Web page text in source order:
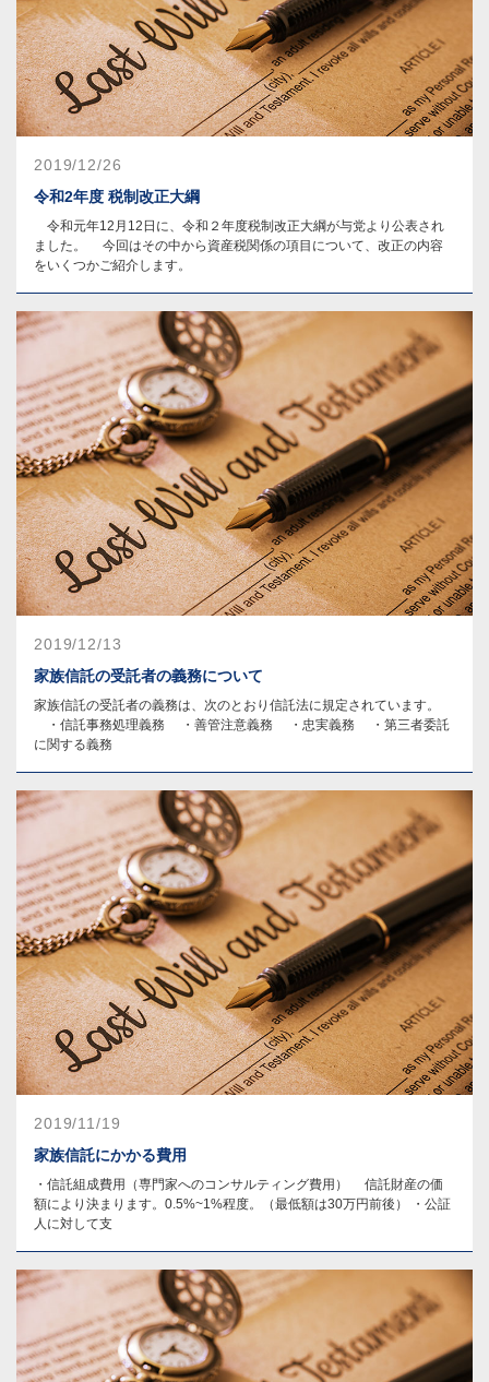
2019/12/26
令和2年度 税制改正大綱
令和元年12月12日に、令和２年度税制改正大綱が与党より公表され
ました。 今回はその中から資産税関係の項目について、改正の内容
をいくつかご紹介します。
2019/12/13
家族信託の受託者の義務について
家族信託の受託者の義務は、次のとおり信託法に規定されています。
・信託事務処理義務 ・善管注意義務 ・忠実義務 ・第三者委託
に関する義務
2019/11/19
家族信託にかかる費用
・信託組成費用（専門家へのコンサルティング費用） 信託財産の価
額により決まります。0.5%~1%程度。（最低額は30万円前後） ・公証
人に対して支